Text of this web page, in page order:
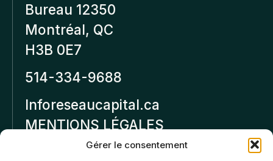
Gérer le consentement
Bureau 12350
Montréal, QC
H3B 0E7
514-334-9688
Inforeseaucapital.ca
MENTIONS LÉGALES
Politique de